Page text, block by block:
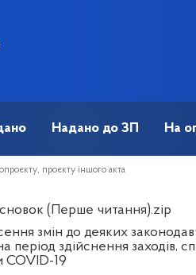
Надано до ЗП На
проєкту іншого акта
(Перше читання).zip
змін до деяких
період здійснення
COVID-19